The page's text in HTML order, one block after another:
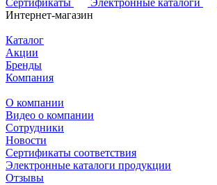
Интернет-магазин
Каталог
Акции
Бренды
Компания
О компании
Видео о компании
Сотрудники
Новости
Сертификаты соответствия
Электронные каталоги продукции
Отзывы